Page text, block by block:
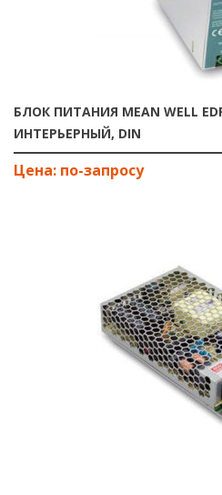
БЛОК ПИТАНИЯ MEAN WELL
ИНТЕРЬЕРНЫЙ, DIN